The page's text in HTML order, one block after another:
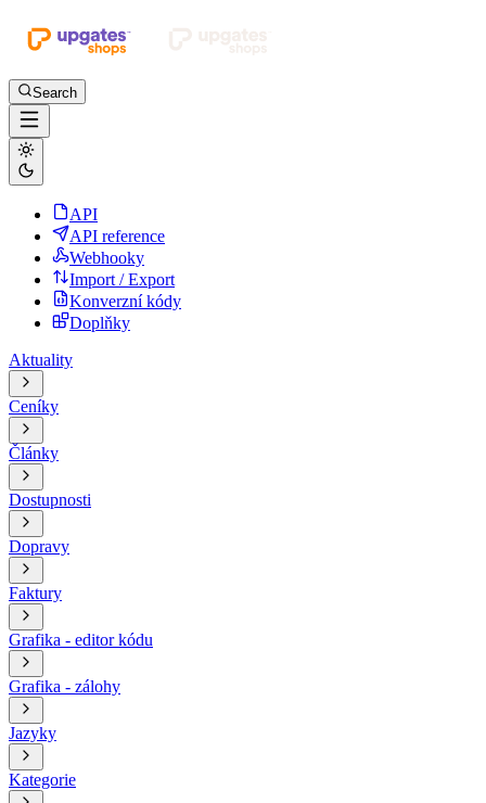
Search
API
API reference
Webhooky
Import / Export
Konverzní kódy
Doplňky
Aktuality
Ceníky
Články
Dostupnosti
Dopravy
Faktury
Grafika - editor kódu
Grafika - zálohy
Jazyky
Kategorie